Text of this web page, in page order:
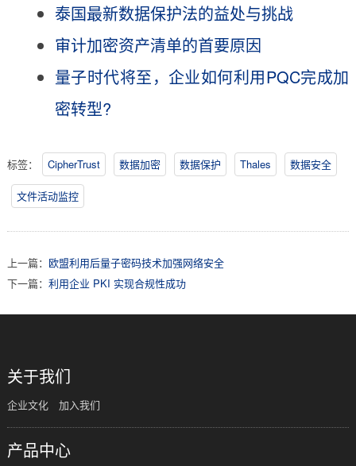
泰国最新数据保护法的益处与挑战
审计加密资产清单的首要原因
量子时代将至，企业如何利用PQC完成加
密转型?
标签： CipherTrust 数据加密 数据保护 Thales 数据安全
文件活动监控
上一篇： 欧盟利用后量子密码技术加强网络安全
下一篇： 利用企业 PKI 实现合规性成功
关于我们
企业文化 加入我们
产品中心